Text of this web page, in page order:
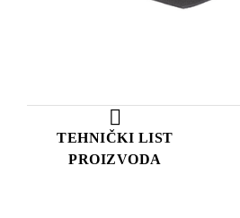
TEHNIČKI LIST
PROIZVODA